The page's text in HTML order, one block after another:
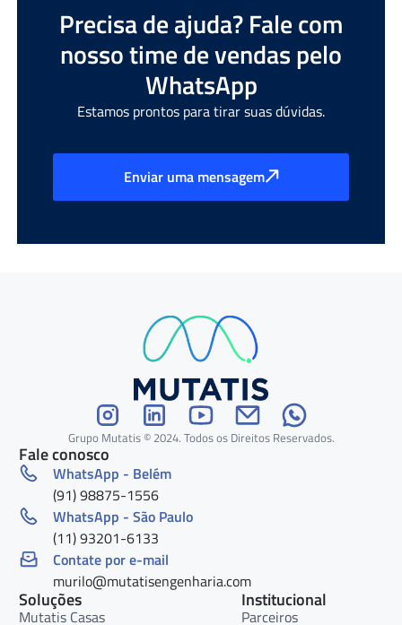
Precisa de ajuda? Fale com
nosso time de vendas pelo
WhatsApp
Estamos prontos para tirar suas dúvidas.
Enviar uma mensagem
Grupo Mutatis © 2024. Todos os Direitos Reservados.
Fale conosco
WhatsApp - Belém
(91) 98875-1556
WhatsApp - São Paulo
(11) 93201-6133
Contate por e-mail
murilo@mutatisengenharia.com
Soluções
Mutatis Casas
Institucional
Parceiros